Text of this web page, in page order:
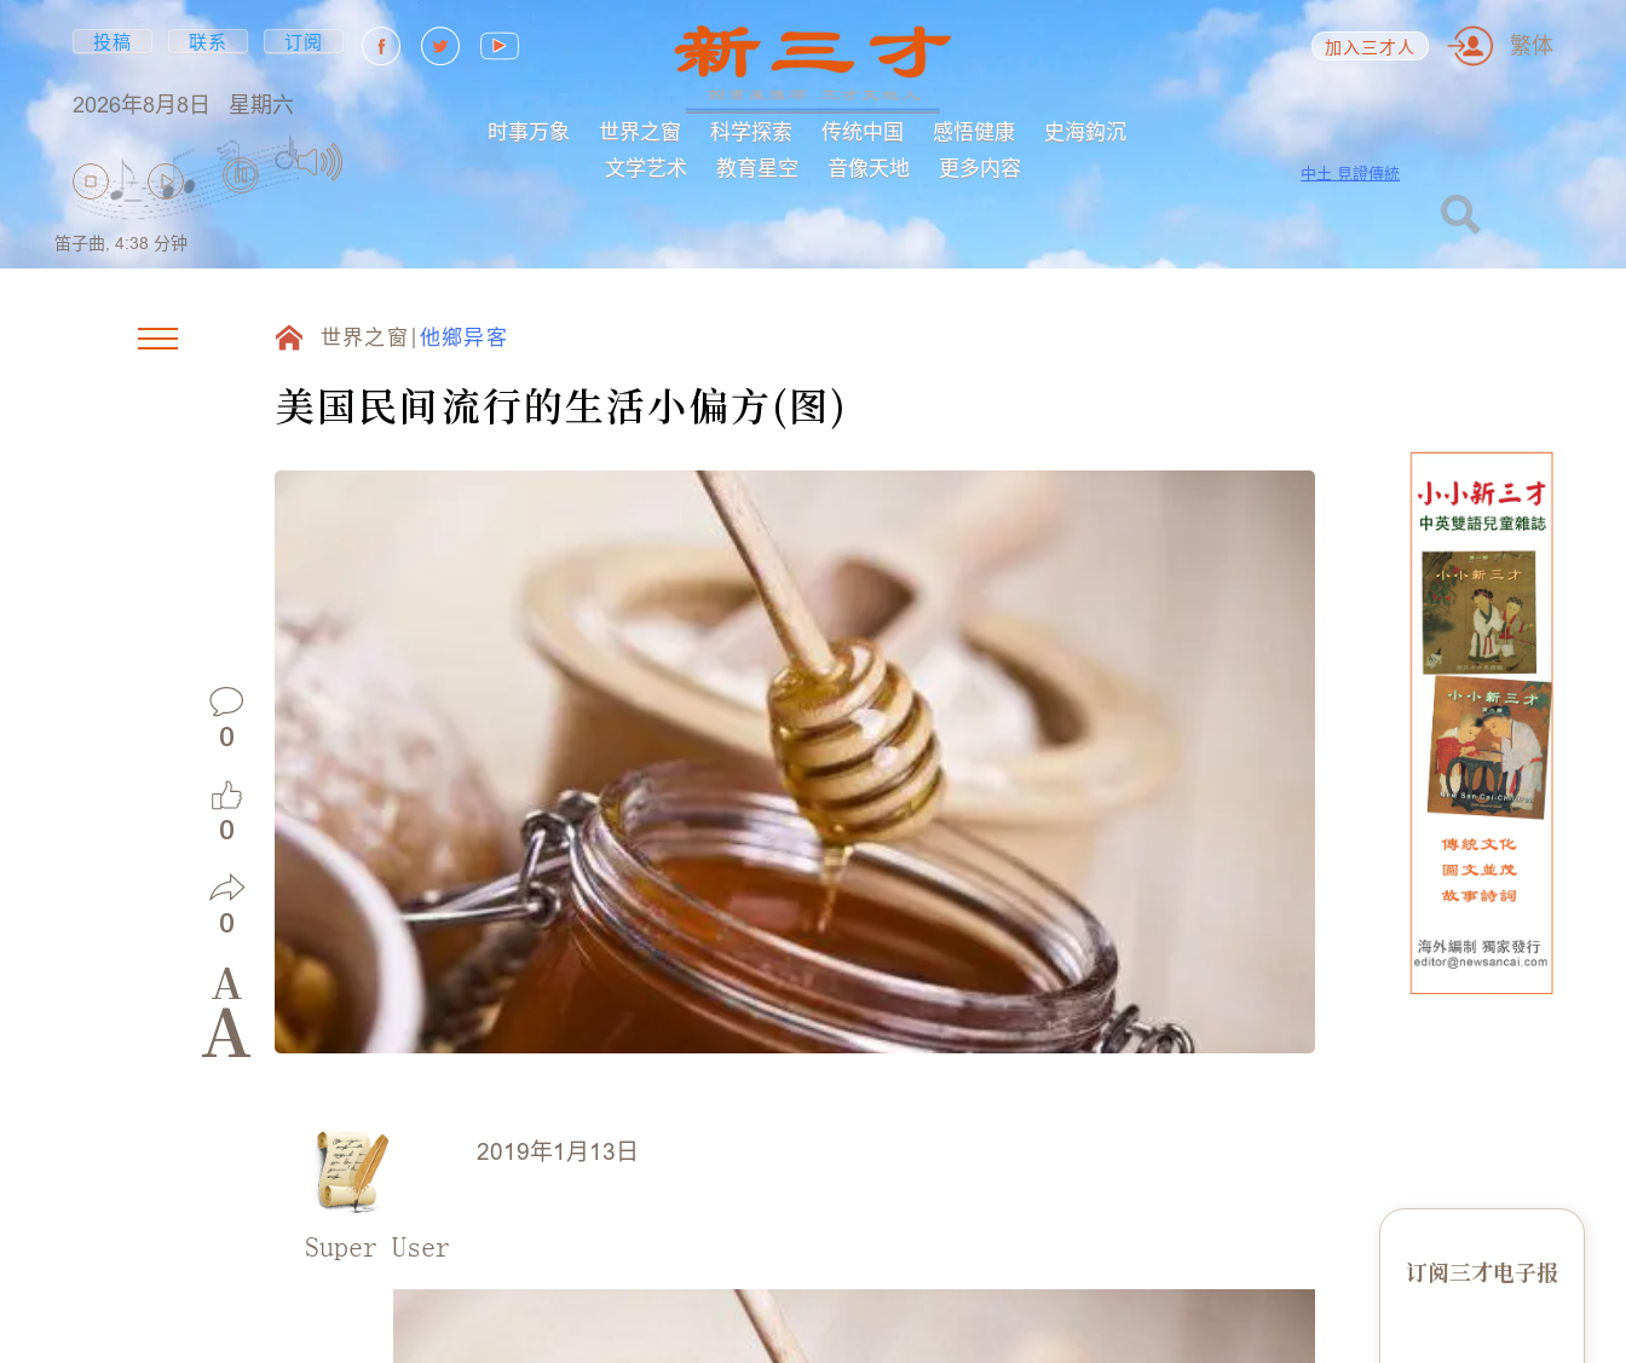
投稿 联系 订阅
2026年8月8日 星期六
时事万象 世界之窗 科学探索 传统中国 感悟健康
史海鈎沉
文学艺术
教育星空 音像天地 更多内容
加入三才人 繁体
中土 見證傳統
笛子曲, 4:38 分钟
世界之窗 他鄉异客
美国民间流行的生活小偏方(图)
0
0
0
A
A
2019年1月13日
Super User
订阅三才电子报